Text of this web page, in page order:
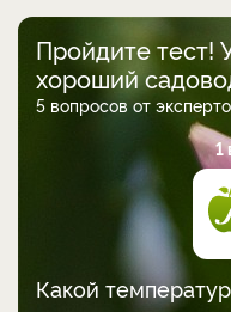
Пройдите тест!
хороший
5 вопросов от
1
Какой